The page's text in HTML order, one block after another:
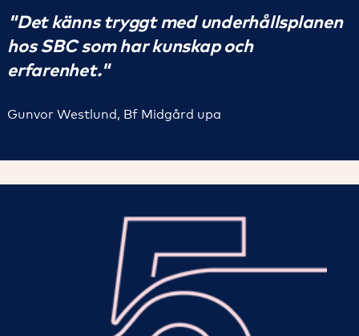
"Det känns tryggt med underhållsplanen
hos SBC som har kunskap och
erfarenhet."
Gunvor Westlund, Bf Midgård upa